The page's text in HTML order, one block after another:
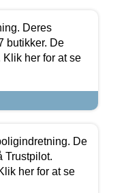
Deres
butikker. De
her for at se
De
Trustpilot.
her for at se